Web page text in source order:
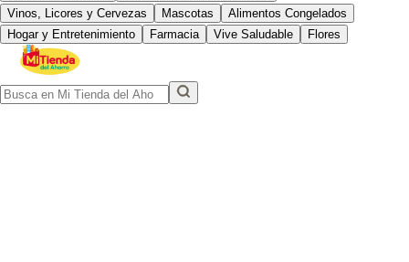
Vinos, Licores y Cervezas
Mascotas
Alimentos Congelados
Hogar y Entretenimiento
Farmacia Vive Saludable Flores